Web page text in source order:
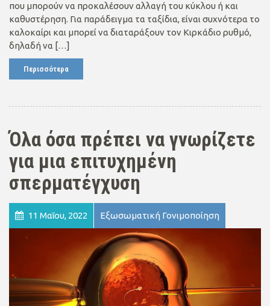
που μπορούν να προκαλέσουν αλλαγή του κύκλου ή και
καθυστέρηση. Για παράδειγμα τα ταξίδια, είναι συχνότερα το
καλοκαίρι και μπορεί να διαταράξουν τον Κιρκάδιο ρυθμό,
δηλαδή να […]
Περισσότερα
Όλα όσα πρέπει να γνωρίζετε
για μια επιτυχημένη
σπερματέγχυση
11 Μαΐου, 2022 Εξωσωματική Γονιμοποίηση